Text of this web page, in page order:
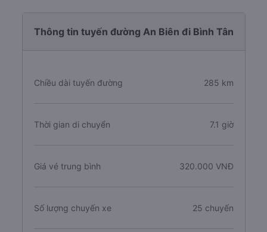
Thông tin tuyến đường An Biên đi Bình Tân
Chiều dài tuyến đường 285 km
Thời gian di chuyển 7.1 giờ
Giá vé trung bình 320.000 VNĐ
Số lượng chuyến xe 25 chuyến